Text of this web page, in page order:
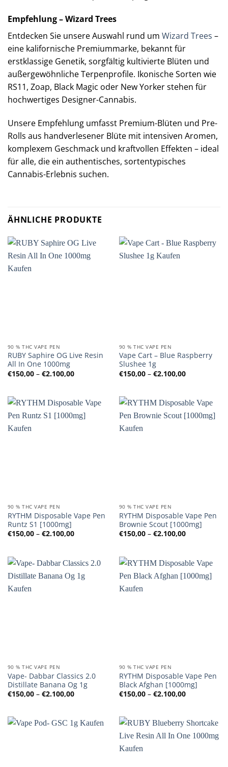
Empfehlung – Wizard Trees
Entdecken Sie unsere Auswahl rund um Wizard Trees –
eine kalifornische Premiummarke, bekannt für
erstklassige Genetik, sorgfältig kultivierte Blüten und
außergewöhnliche Terpenprofile. Ikonische Sorten wie
RS11, Zoap, Black Magic oder New Yorker stehen für
hochwertiges Designer-Cannabis.
Unsere Empfehlung umfasst Premium-Blüten und Pre-
Rolls aus handverlesener Blüte mit intensiven Aromen,
komplexem Geschmack und kraftvollen Effekten – ideal
für alle, die ein authentisches, sortentypisches
Cannabis-Erlebnis suchen.
ÄHNLICHE PRODUKTE
90 % THC VAPE PEN
RUBY Saphire OG Live Resin
All In One 1000mg
€150,00 – €2.100,00Preisspanne:
€150,00
90 % THC VAPE PEN
Vape Cart – Blue Raspberry
Slushee 1g
€150,00 – €2.100,00
€150,00
90 % THC VAPE PEN
RYTHM Disposable Vape Pen
Runtz S1 [1000mg]
€150,00 – €2.100,00Preisspanne:
90 % THC VAPE PEN
RYTHM Disposable Vape Pen
Brownie Scout [1000mg]
€150,00 – €2.100,00
90 % THC VAPE PEN
Vape- Dabbar Classics 2.0
Distillate Banana Og 1g
€150,00 – €2.100,00Preisspanne:
€150,00
90 % THC VAPE PEN
RYTHM Disposable Vape Pen
Black Afghan [1000mg]
€150,00 – €2.100,00
€150,00